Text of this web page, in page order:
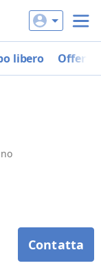
libero Offerte
Contatta